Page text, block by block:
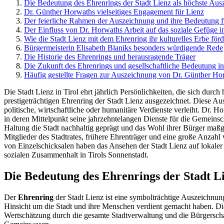
Die Bedeutung des Ehrenrings der Stadt Lienz als höchste
Dr. Günther Horwaths vielseitiges Engagement für Lienz
Der feierliche Rahmen der Auszeichnung und ihre Bedeutung
Der Einfluss von Dr. Horwaths Arbeit auf das soziale Gefüge
Wie die Stadt Lienz mit dem Ehrenring ihr kulturelles Erbe
Bürgermeisterin Elisabeth Blaniks besonders würdigende Rede
Die Historie des Ehrenrings und herausragende Träger
Die Zukunft des Ehrenrings und gesellschaftliche Bedeutung
Häufig gestellte Fragen zur Auszeichnung von Dr. Günther
Die Stadt Lienz in Tirol ehrt jährlich Persönlichkeiten, die sich durch
prestigeträchtigen Ehrenring der Stadt Lienz ausgezeichnet. Diese
politische, wirtschaftliche oder humanitäre Verdienste verleiht. Dr.
in deren Mittelpunkt seine jahrzehntelangen Dienste für die
Haltung die Stadt nachhaltig geprägt und das Wohl ihrer Bürger
Mitglieder des Stadtrates, frühere Ehrenträger und eine große
von Einzelschicksalen haben das Ansehen der Stadt Lienz auf
sozialen Zusammenhalt in Tirols Sonnenstadt.
Die Bedeutung des Ehrenrings der Stadt
DerEhrenring der Stadt Lienz ist eine symbolträchtige
Hinsicht um die Stadt und ihre Menschen verdient gemacht haben.
Wertschätzung durch die gesamte Stadtverwaltung und die